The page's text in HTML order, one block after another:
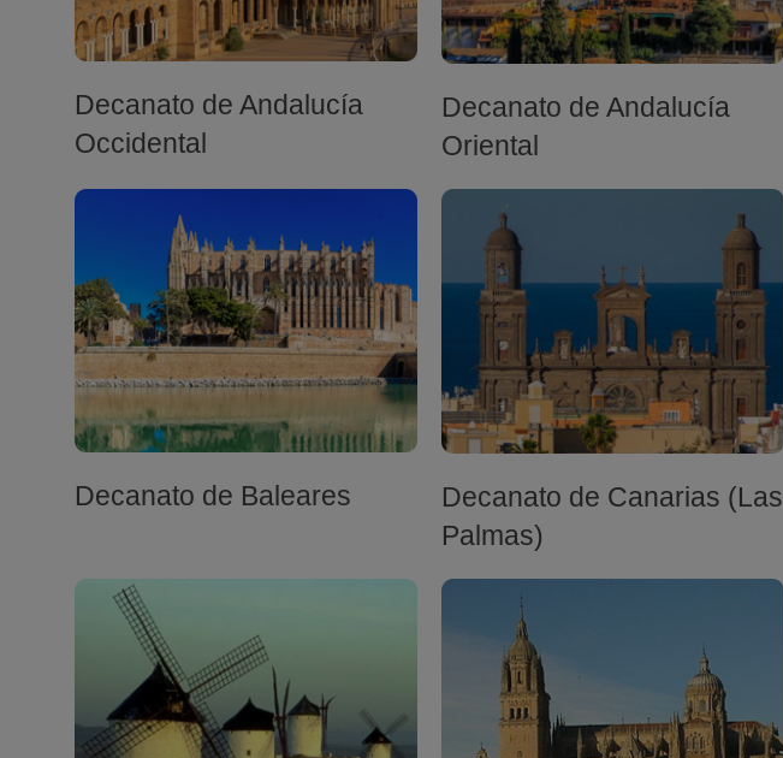
Decanato de Andalucía
Occidental
Decanato de Andalucía
Oriental
Decanato de Baleares
Decanato de Canarias (Las
Palmas)